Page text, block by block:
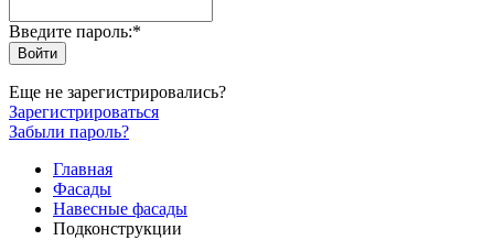
Введите пароль:*
Еще не зарегистрировались?
Зарегистрироваться
Забыли пароль?
Главная
Фасады
Навесные фасады
Подконструкции